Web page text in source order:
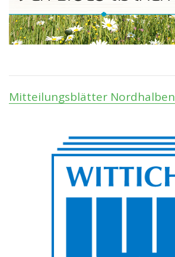
Mitteilungsblätter Nordhalben